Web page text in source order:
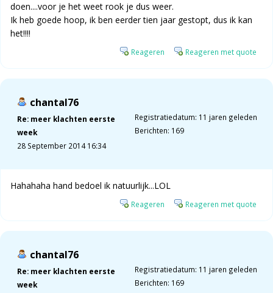
doen....voor je het weet rook je dus weer.
Ik heb goede hoop, ik ben eerder tien jaar gestopt, dus ik kan
het!!!!
Reageren Reageren met quote
chantal76
Re: meer klachten eerste
week
28 September 2014 16:34
Registratiedatum: 11 jaren geleden
Berichten: 169
Hahahaha hand bedoel ik natuurlijk...LOL
Reageren Reageren met quote
chantal76
Re: meer klachten eerste
week
Registratiedatum: 11 jaren geleden
Berichten: 169